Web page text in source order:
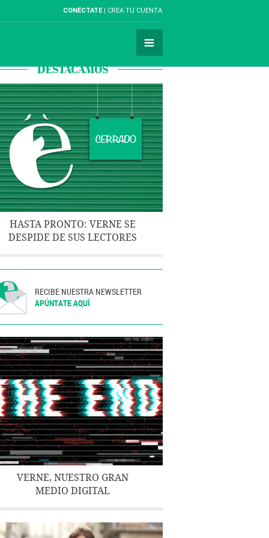
CONÉCTATE CREA TU CUENTA
DESTACAMOS
HASTA PRONTO: VERNE SE
DESPIDE DE SUS LECTORES
RECIBE NUESTRA NEWSLETTER
APÚNTATE AQUÍ
VERNE, NUESTRO GRAN
MEDIO DIGITAL